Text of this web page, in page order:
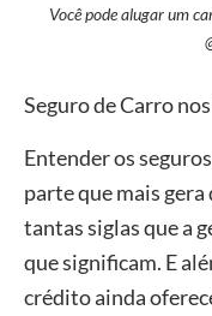
Você pode alugar um
Seguro de Carro
Entender os
parte que mais
tantas siglas que a
que significam. E
crédito ainda